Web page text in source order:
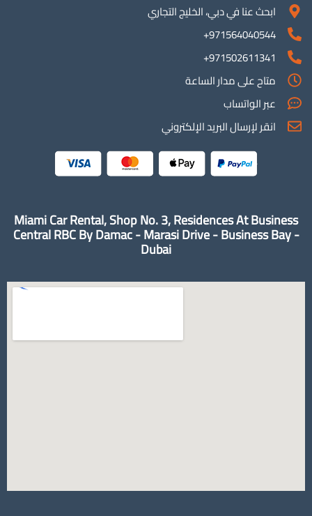
ابحث عنا في دبي، الخليج التجاري
971564040544+
971502611341+
متاح على مدار الساعة
عبر الواتساب
انقر لإرسال البريد الإلكتروني
Miami Car Rental, Shop No. 3, Residences At Business
Central RBC By Damac - Marasi Drive - Business Bay -
Dubai